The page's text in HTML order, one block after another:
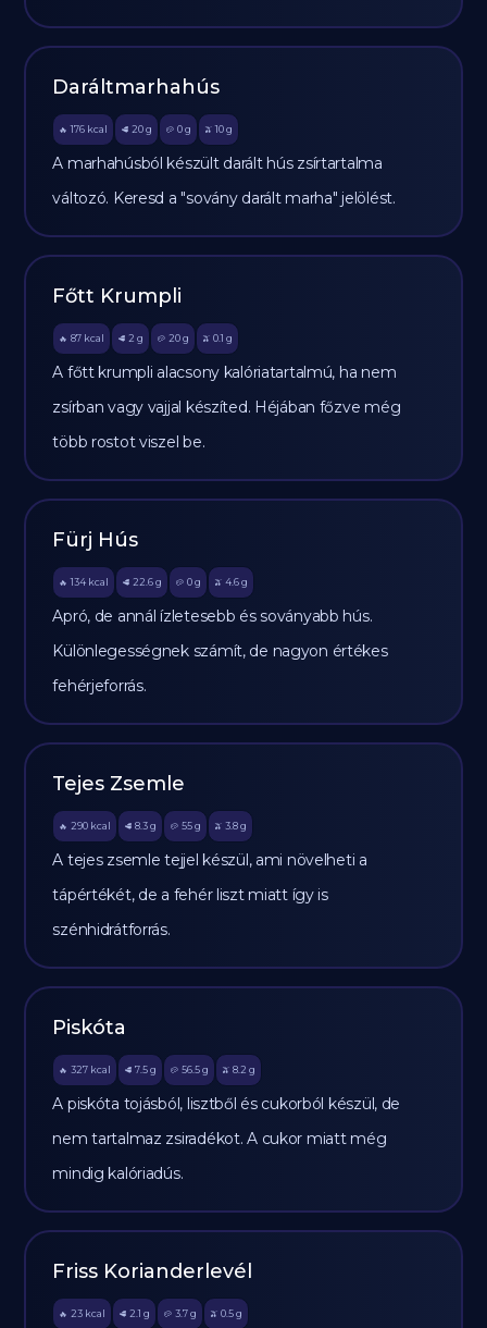
Daráltmarhahús
🔥 176 kcal 🥩 20 g 🥔 0g 🫒 10 g
A marhahúsból készült darált hús zsírtartalma
változó. Keresd a "sovány darált marha" jelölést.
Főtt Krumpli
🔥 87 kcal 🥩 2 g 🥔 20g 🫒 0.1 g
A főtt krumpli alacsony kalóriatartalmú, ha nem
zsírban vagy vajjal készíted. Héjában főzve még
több rostot viszel be.
Fürj Hús
🔥 134 kcal 🥩 22.6 g 🥔 0g 🫒 4.6 g
Apró, de annál ízletesebb és soványabb hús.
Különlegességnek számít, de nagyon értékes
fehérjeforrás.
Tejes Zsemle
🔥 290 kcal 🥩 8.3 g 🥔 55g 🫒 3.8 g
A tejes zsemle tejjel készül, ami növelheti a
tápértékét, de a fehér liszt miatt így is
szénhidrátforrás.
Piskóta
🔥 327 kcal 🥩 7.5 g 🥔 56.5g 🫒 8.2 g
A piskóta tojásból, lisztből és cukorból készül, de
nem tartalmaz zsiradékot. A cukor miatt még
mindig kalóriadús.
Friss Korianderlevél
🔥 23 kcal 🥩 2.1 g 🥔 3.7g 🫒 0.5 g